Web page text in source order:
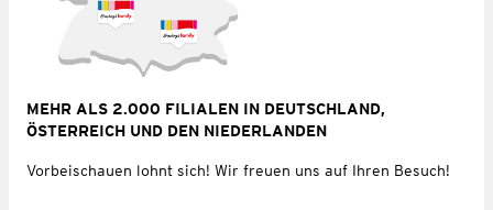
MEHR ALS 2.000 FILIALEN IN DEUTSCHLAND,
ÖSTERREICH UND DEN NIEDERLANDEN
Vorbeischauen lohnt sich! Wir freuen uns auf Ihren Besuch!